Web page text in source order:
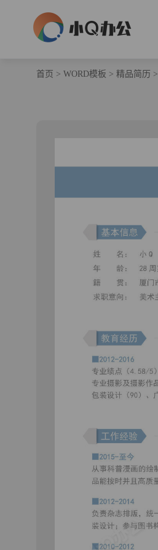
首页 > WORD模板 > 精品简历 >